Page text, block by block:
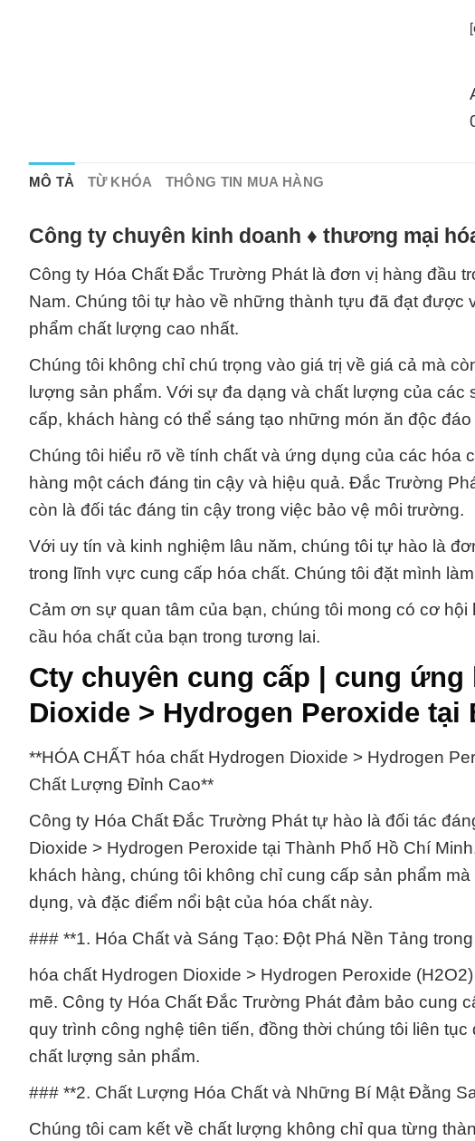
MÔ TẢ TỪ KHÓA THÔNG TIN MUA HÀNG
Công ty chuyên kinh doanh ♦ thương mại
Công ty Hóa Chất Đắc Trường Phát là đơn vị hàng đầu
Nam. Chúng tôi tự hào về những thành tựu đã đạt
phẩm chất lượng cao nhất.
Chúng tôi không chỉ chú trọng vào giá trị về giá cả mà
lượng sản phẩm. Với sự đa dạng và chất lượng của
cấp, khách hàng có thể sáng tạo những món ăn độc
Chúng tôi hiểu rõ về tính chất và ứng dụng của các hóa
hàng một cách đáng tin cậy và hiệu quả. Đắc Trường
còn là đối tác đáng tin cậy trong việc bảo vệ môi trường.
Với uy tín và kinh nghiệm lâu năm, chúng tôi tự hào là
trong lĩnh vực cung cấp hóa chất. Chúng tôi đặt mình
Cảm ơn sự quan tâm của bạn, chúng tôi mong có cơ
cầu hóa chất của bạn trong tương lai.
Cty chuyên cung cấp | cung ứng
Dioxide > Hydrogen Peroxide tại
**HÓA CHẤT hóa chất Hydrogen Dioxide > Hydrogen
Chất Lượng Đỉnh Cao**
Công ty Hóa Chất Đắc Trường Phát tự hào là đối tác
Dioxide > Hydrogen Peroxide tại Thành Phố Hồ Chí
khách hàng, chúng tôi không chỉ cung cấp sản phẩm
dụng, và đặc điểm nổi bật của hóa chất này.
### **1. Hóa Chất và Sáng Tạo: Đột Phá Nền Tảng
hóa chất Hydrogen Dioxide > Hydrogen Peroxide
mẽ. Công ty Hóa Chất Đắc Trường Phát đảm bảo cung
quy trình công nghệ tiên tiến, đồng thời chúng tôi liên
chất lượng sản phẩm.
### **2. Chất Lượng Hóa Chất và Những Bí Mật Đằng
Chúng tôi cam kết về chất lượng không chỉ qua từng